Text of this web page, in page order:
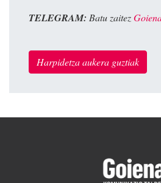
TELEGRAM: Batu zaitez
Harpidetza aukera guztiak